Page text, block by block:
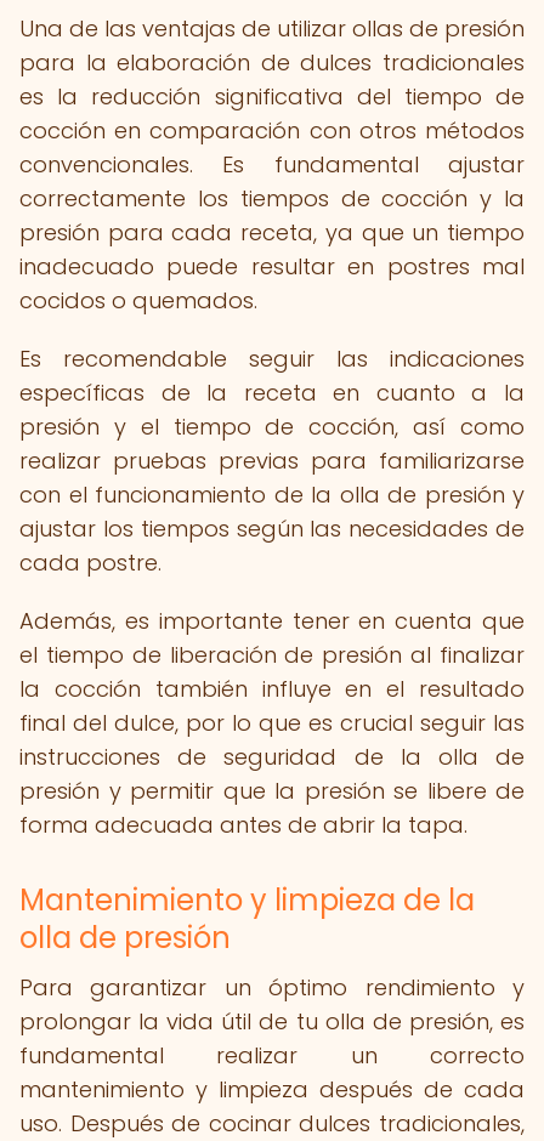
Una de las ventajas de utilizar ollas de presión
para la elaboración de dulces tradicionales
es la reducción significativa del tiempo de
cocción en comparación con otros métodos
convencionales. Es fundamental ajustar
correctamente los tiempos de cocción y la
presión para cada receta, ya que un tiempo
inadecuado puede resultar en postres mal
cocidos o quemados.
Es recomendable seguir las indicaciones
específicas de la receta en cuanto a la
presión y el tiempo de cocción, así como
realizar pruebas previas para familiarizarse
con el funcionamiento de la olla de presión y
ajustar los tiempos según las necesidades de
cada postre.
Además, es importante tener en cuenta que
el tiempo de liberación de presión al finalizar
la cocción también influye en el resultado
final del dulce, por lo que es crucial seguir las
instrucciones de seguridad de la olla de
presión y permitir que la presión se libere de
forma adecuada antes de abrir la tapa.
Mantenimiento y limpieza de la
olla de presión
Para garantizar un óptimo rendimiento y
prolongar la vida útil de tu olla de presión, es
fundamental realizar un correcto
mantenimiento y limpieza después de cada
uso. Después de cocinar dulces tradicionales,